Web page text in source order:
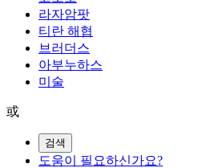
라자암팟
티란 해협
브러더스
아부누하스
미술
或
검색
도움이 필요하신가요?